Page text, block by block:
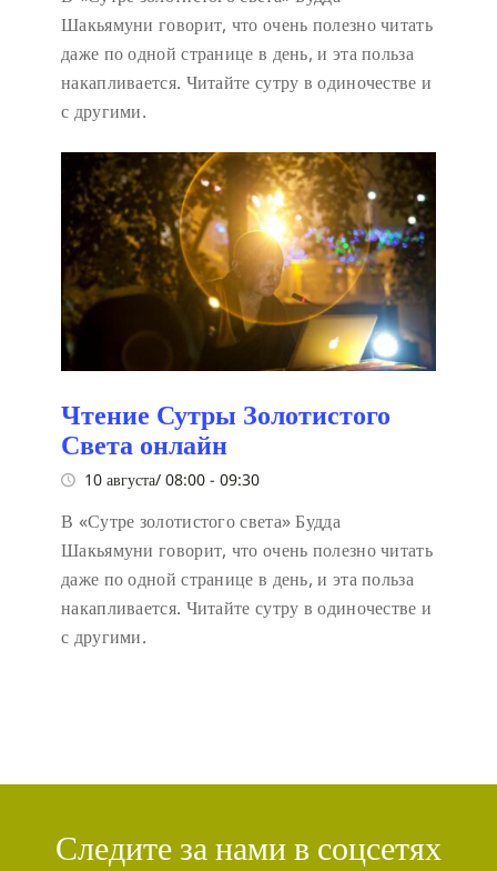
Шакьямуни говорит, что очень полезно читать
даже по одной странице в день, и эта польза
накапливается. Читайте сутру в одиночестве и
с другими.
Чтение Сутры Золотистого
Света онлайн
10 августа/ 08:00 - 09:30
В «Сутре золотистого света» Будда
Шакьямуни говорит, что очень полезно читать
даже по одной странице в день, и эта польза
накапливается. Читайте сутру в одиночестве и
с другими.
Следите за нами в соцсетях